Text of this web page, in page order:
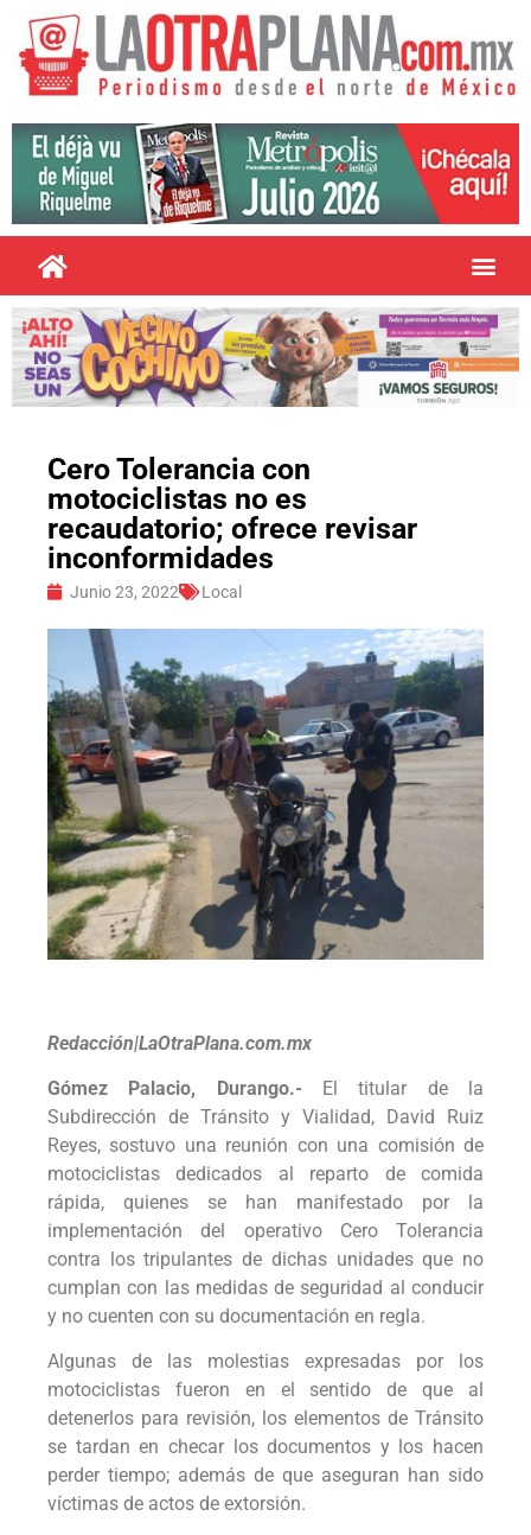
Cero Tolerancia con
motociclistas no es
recaudatorio; ofrece revisar
inconformidades
Junio 23, 2022 Local
Redacción|LaOtraPlana.com.mx
Gómez Palacio, Durango.-El titular de la
Subdirección de Tránsito y Vialidad, David Ruiz
Reyes, sostuvo una reunión con una comisión de
motociclistas dedicados al reparto de comida
rápida, quienes se han manifestado por la
implementación del operativo Cero Tolerancia
contra los tripulantes de dichas unidades que no
cumplan con las medidas de seguridad al conducir
y no cuenten con su documentación en regla.
Algunas de las molestias expresadas por los
motociclistas fueron en el sentido de que al
detenerlos para revisión, los elementos de Tránsito
se tardan en checar los documentos y los hacen
perder tiempo; además de que aseguran han sido
víctimas de actos de extorsión.